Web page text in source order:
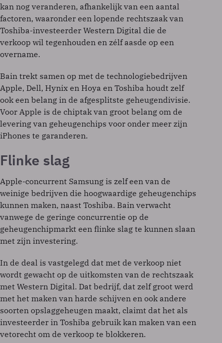
kan nog veranderen, afhankelijk van een aantal
factoren, waaronder een lopende rechtszaak van
Toshiba-investeerder Western Digital die de
verkoop wil tegenhouden en zélf aasde op een
overname.
Bain trekt samen op met de technologiebedrijven
Apple, Dell, Hynix en Hoya en Toshiba houdt zelf
ook een belang in de afgesplitste geheugendivisie.
Voor Apple is de chiptak van groot belang om de
levering van geheugenchips voor onder meer zijn
iPhones te garanderen.
Flinke slag
Apple-concurrent Samsung is zelf een van de
weinige bedrijven die hoogwaardige geheugenchips
kunnen maken, naast Toshiba. Bain verwacht
vanwege de geringe concurrentie op de
geheugenchipmarkt een flinke slag te kunnen slaan
met zijn investering.
In de deal is vastgelegd dat met de verkoop niet
wordt gewacht op de uitkomsten van de rechtszaak
met Western Digital. Dat bedrijf, dat zelf groot werd
met het maken van harde schijven en ook andere
soorten opslaggeheugen maakt, claimt dat het als
investeerder in Toshiba gebruik kan maken van een
vetorecht om de verkoop te blokkeren.